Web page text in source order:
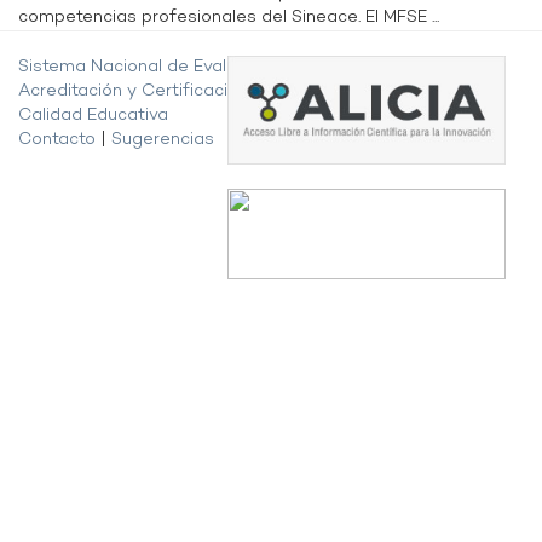
competencias profesionales del Sineace. El MFSE ...
Sistema Nacional de Evaluación,
Acreditación y Certificación de la
Calidad Educativa
Contacto
Sugerencias